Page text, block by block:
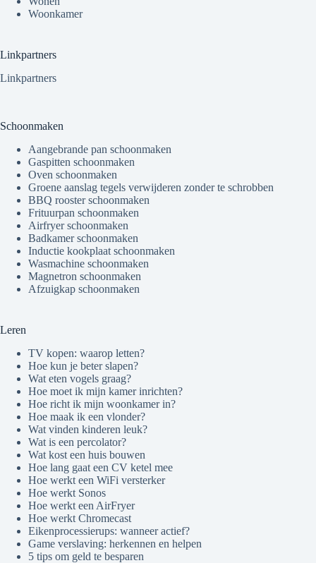
Woonkamer
Linkpartners
Linkpartners
Schoonmaken
Aangebrande pan schoonmaken
Gaspitten schoonmaken
Oven schoonmaken
Groene aanslag tegels verwijderen zonder te schrobben
BBQ rooster schoonmaken
Frituurpan schoonmaken
Airfryer schoonmaken
Badkamer schoonmaken
Inductie kookplaat schoonmaken
Wasmachine schoonmaken
Magnetron schoonmaken
Afzuigkap schoonmaken
Leren
TV kopen: waarop letten?
Hoe kun je beter slapen?
Wat eten vogels graag?
Hoe moet ik mijn kamer inrichten?
Hoe richt ik mijn woonkamer in?
Hoe maak ik een vlonder?
Wat vinden kinderen leuk?
Wat is een percolator?
Wat kost een huis bouwen
Hoe lang gaat een CV ketel mee
Hoe werkt een WiFi versterker
Hoe werkt Sonos
Hoe werkt een AirFryer
Hoe werkt Chromecast
Eikenprocessierups: wanneer actief?
Game verslaving: herkennen en helpen
5 tips om geld te besparen